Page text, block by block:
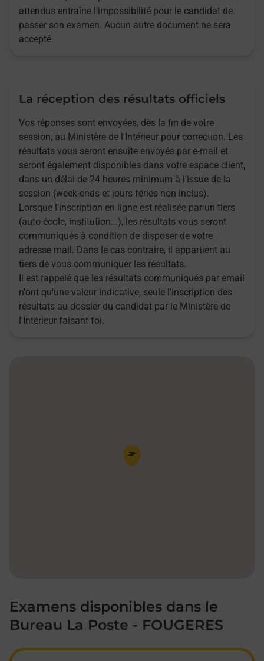
attendus entraîne l'impossibilité pour le candidat de
passer son examen. Aucun autre document ne sera
accepté.
La réception des résultats officiels
Vos réponses sont envoyées, dès la fin de votre
session, au Ministère de l'Intérieur pour correction. Les
résultats vous seront ensuite envoyés par e-mail et
seront également disponibles dans votre espace client,
dans un délai de 24 heures minimum à l'issue de la
session (week-ends et jours fériés non inclus).
Lorsque l'inscription en ligne est réalisée par un tiers
(auto-école, institution...), les résultats vous seront
communiqués à condition de disposer de votre
adresse mail. Dans le cas contraire, il appartient au
tiers de vous communiquer les résultats.
Il est rappelé que les résultats communiqués par email
n'ont qu'une valeur indicative, seule l'inscription des
résultats au dossier du candidat par le Ministère de
l'Intérieur faisant foi.
Pin de la carte
Examens disponibles dans le
Bureau La Poste - FOUGERES